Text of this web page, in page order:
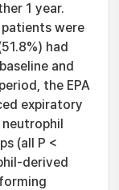
1 year.
were
had
and
the EPA
expiratory
neutrophil
(all P <
derived